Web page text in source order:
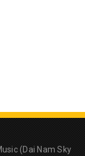
(Dai Nam Sky